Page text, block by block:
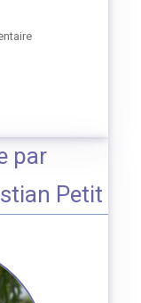
par
Petit